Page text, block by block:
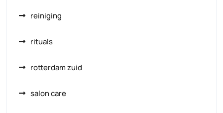
reiniging
rituals
rotterdam zuid
salon care